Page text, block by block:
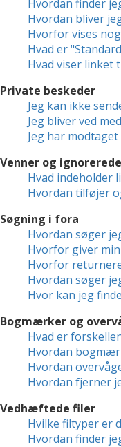
Hvordan finder
Hvordan bliver
Hvorfor vises
Hvad er
Hvad viser linket
Private beskeder
Jeg kan ikke
Jeg bliver ved
Jeg har
Venner og
Hvad indeholder
Hvordan tilføjer
Søgning i fora
Hvordan søger
Hvorfor giver
Hvorfor
Hvordan søger
Hvor kan jeg
Bogmærker og
Hvad er
Hvordan
Hvordan
Hvordan fjerner
Vedhæftede filer
Hvilke filtyper er
Hvordan finder